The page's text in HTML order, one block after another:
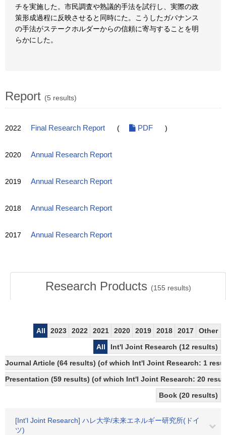
チを実施した。市民調査や熟議的手法を試行し、実際の政
策形成過程に反映させると同時にた。こうしたガバナンス
の手法がステークホルダーからの信頼に寄与することを明
らかにした。
Report (5 results)
2022 Final Research Report ( PDF )
2020 Annual Research Report
2019 Annual Research Report
2018 Annual Research Report
2017 Annual Research Report
Research Products (155 results)
All 2023 2022 2021 2020 2019 2018 2017
Other
All
Int'l Joint Research (12 results)
Journal Article (64 results) (of which Int'l Joint Research: 1
Presentation (59 results) (of which Int'l Joint Research: 20
Book (20 results)
[Int'l Joint Research] ハレ大学/未来エネルギー研究所(ドイ
ツ)